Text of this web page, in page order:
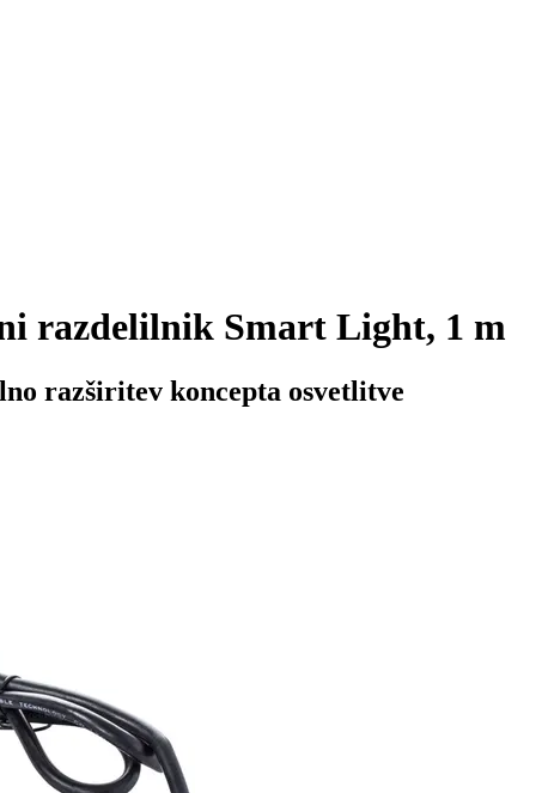
razdelilnik Smart Light, 1 m
razširitev koncepta osvetlitve